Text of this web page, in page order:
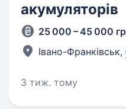
акумуляторів
25 000 – 45 000
Івано-Франківськ,
3 тиж. тому